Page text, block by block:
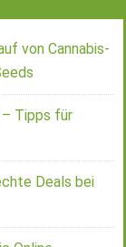
von Cannabis-
Tipps für
Deals bei